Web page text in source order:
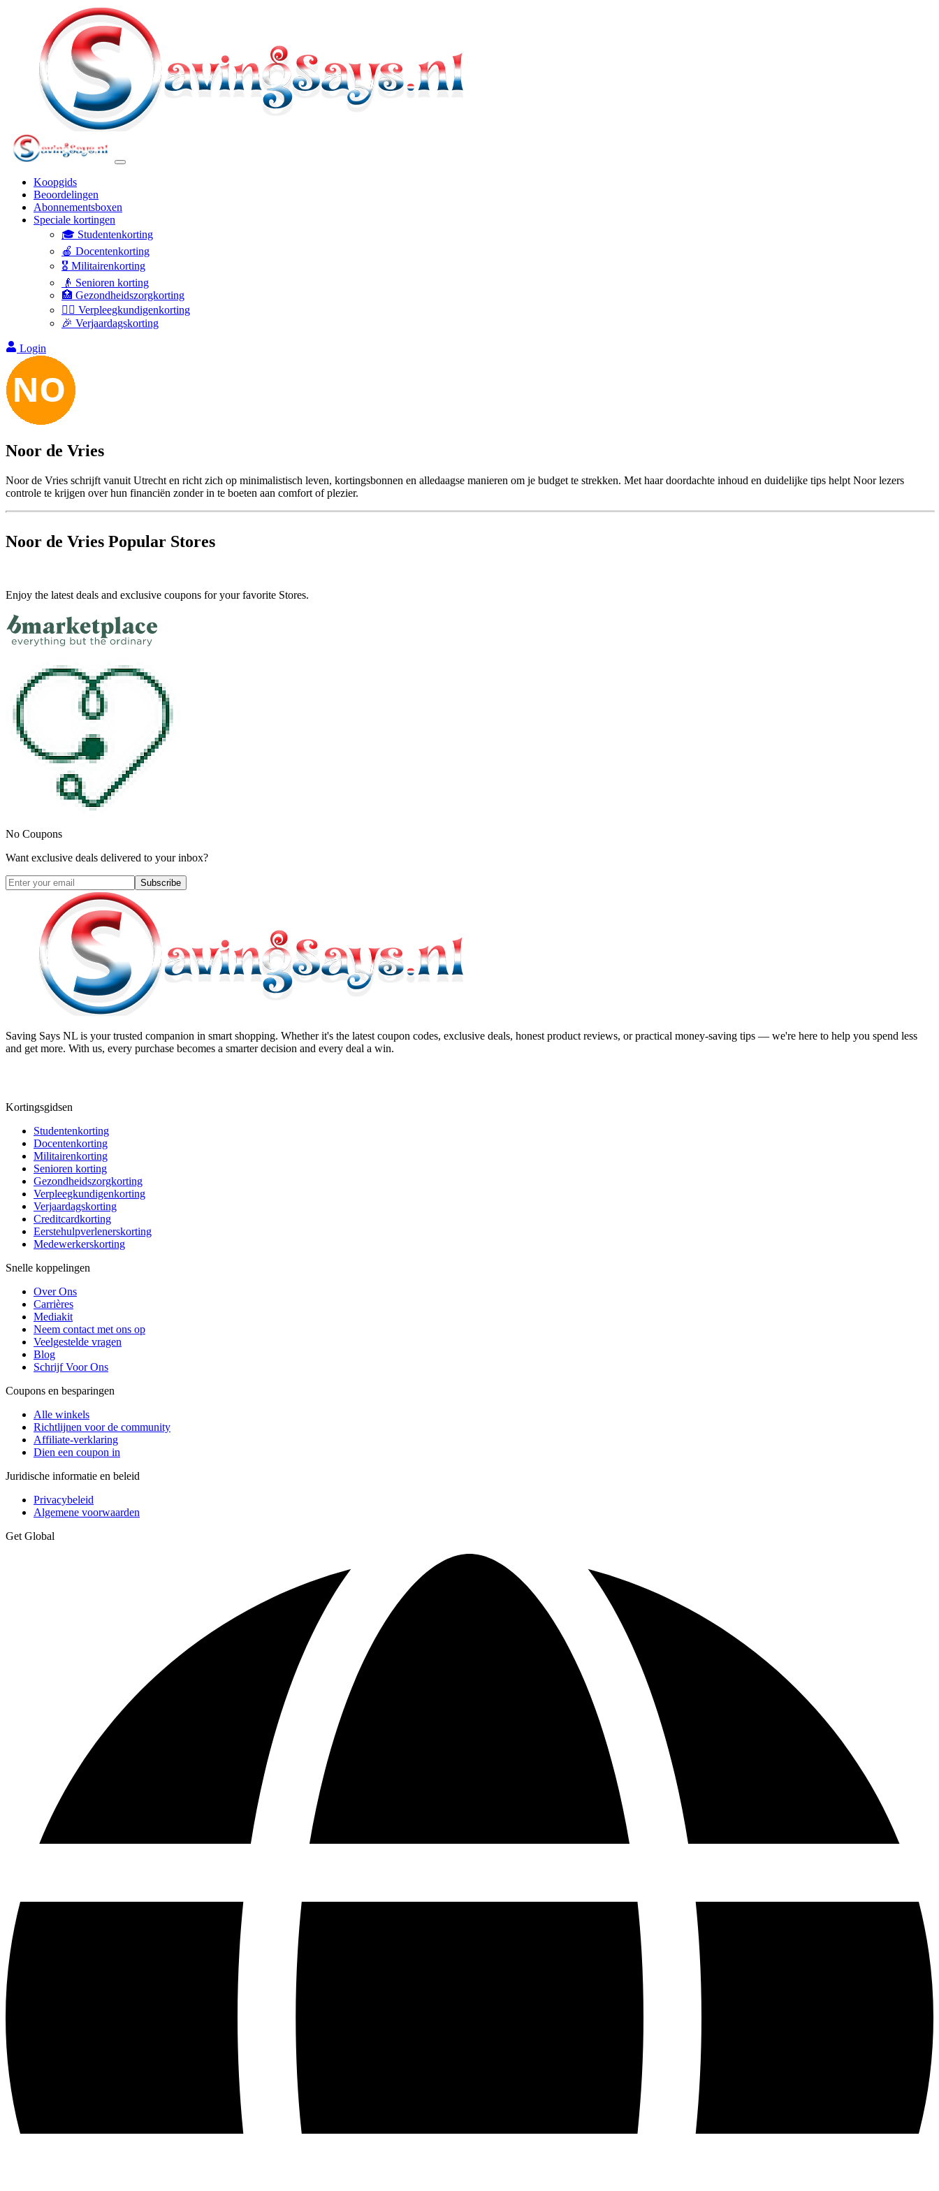
Koopgids
Beoordelingen
Abonnementsboxen
Speciale kortingen
🎓 Studentenkorting
🍎 Docentenkorting
🎖️ Militairenkorting
👴 Senioren korting
🏥 Gezondheidszorgkorting
👩‍⚕️ Verpleegkundigenkorting
🎉 Verjaardagskorting
Login
Noor de Vries
Noor de Vries schrijft vanuit Utrecht en richt zich op minimalistisch leven, kortingsbonnen en alledaagse manieren om je budget te strekken. Met haar doordachte inhoud en duidelijke tips helpt Noor lezers
controle te krijgen over hun financiën zonder in te boeten aan comfort of plezier.
Noor de Vries Popular Stores
Enjoy the latest deals and exclusive coupons for your favorite Stores.
No Coupons
Want exclusive deals delivered to your inbox?
Subscribe
Saving Says NL is your trusted companion in smart shopping. Whether it's the latest coupon codes, exclusive deals, honest product reviews, or practical money-saving tips — we're here to help you spend less
and get more. With us, every purchase becomes a smarter decision and every deal a win.
Kortingsgidsen
Studentenkorting
Docentenkorting
Militairenkorting
Senioren korting
Gezondheidszorgkorting
Verpleegkundigenkorting
Verjaardagskorting
Creditcardkorting
Eerstehulpverlenerskorting
Medewerkerskorting
Snelle koppelingen
Over Ons
Carrières
Mediakit
Neem contact met ons op
Veelgestelde vragen
Blog
Schrijf Voor Ons
Coupons en besparingen
Alle winkels
Richtlijnen voor de community
Affiliate-verklaring
Dien een coupon in
Juridische informatie en beleid
Privacybeleid
Algemene voorwaarden
Get Global